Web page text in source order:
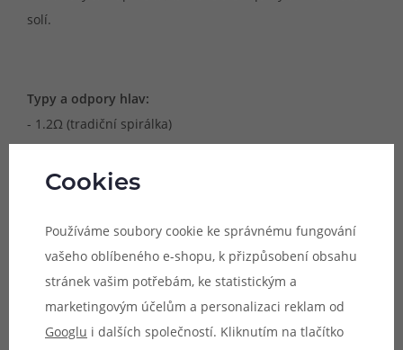
solí.
Typy a odpory hlav:
- 1.2Ω (tradiční spirálka)
- 1.2Ω (8 - 12W)
Kompatibilní zařízení:
- IJOY Mercury Resin Kit
Cookies
Používáme soubory cookie ke správnému fungování
vašeho oblíbeného e-shopu, k přizpůsobení obsahu
stránek vašim potřebám, ke statistickým a
marketingovým účelům a personalizaci reklam od
Googlu i dalších společností. Kliknutím na tlačítko